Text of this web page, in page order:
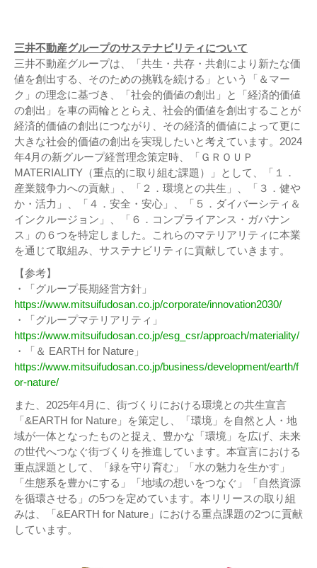
三井不動産グループのサステナビリティについて
三井不動産グループは、「共生・共存・共創により新たな価
値を創出する、そのための挑戦を続ける」という「＆マー
ク」の理念に基づき、「社会的価値の創出」と「経済的価値
の創出」を車の両輪ととらえ、社会的価値を創出することが
経済的価値の創出につながり、その経済的価値によって更に
大きな社会的価値の創出を実現したいと考えています。2024
年4月の新グループ経営理念策定時、「ＧＲＯＵＰ
MATERIALITY（重点的に取り組む課題）」として、「１．
産業競争力への貢献」、「２．環境との共生」、「３．健や
か・活力」、「４．安全・安心」、「５．ダイバーシティ＆
インクルージョン」、「６．コンプライアンス・ガバナン
ス」の６つを特定しました。これらのマテリアリティに本業
を通じて取組み、サステナビリティに貢献していきます。
【参考】
・「グループ長期経営方針」
https://www.mitsuifudosan.co.jp/corporate/innovation2030/
・「グループマテリアリティ」
https://www.mitsuifudosan.co.jp/esg_csr/approach/materiality/
・「＆ EARTH for Nature」
https://www.mitsuifudosan.co.jp/business/development/earth/f
or-nature/
また、2025年4月に、街づくりにおける環境との共生宣言
「&EARTH for Nature」を策定し、「環境」を自然と人・地
域が一体となったものと捉え、豊かな「環境」を広げ、未来
の世代へつなぐ街づくりを推進しています。本宣言における
重点課題として、「緑を守り育む」「水の魅力を生かす」
「生態系を豊かにする」「地域の想いをつなぐ」「自然資源
を循環させる」の5つを定めています。本リリースの取り組
みは、「&EARTH for Nature」における重点課題の2つに貢献
しています。